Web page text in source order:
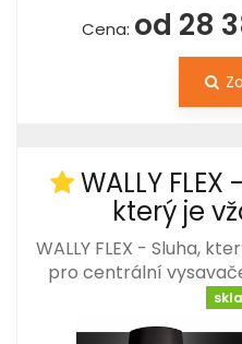
Cena: od 28
WALLY
který je
WALLY FLEX - Sluha,
pro centrální